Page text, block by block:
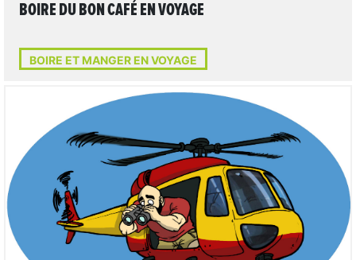
BOIRE DU BON CAFÉ EN VOYAGE
BOIRE ET MANGER EN VOYAGE
LIRE L'ARTICLE